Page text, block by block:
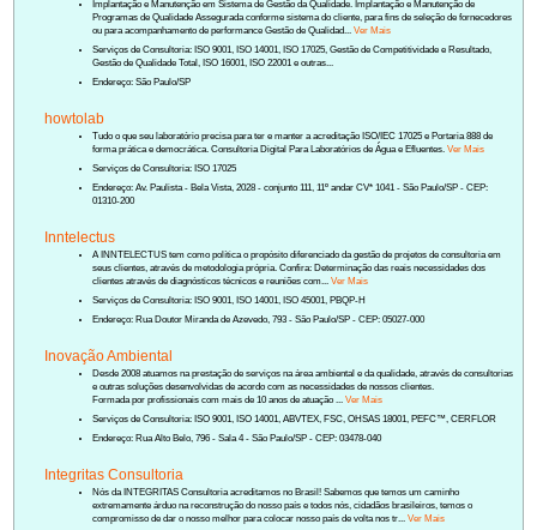
Implantação e Manutenção em Sistema de Gestão da Qualidade. Implantação e Manutenção de
Programas de Qualidade Assegurada conforme sistema do cliente, para fins de seleção de fornecedores
ou para acompanhamento de performance Gestão de Qualidad...Ver Mais
Serviços de Consultoria: ISO 9001, ISO 14001, ISO 17025, Gestão de Competitividade e Resultado,
Gestão de Qualidade Total, ISO 16001, ISO 22001 e outras...
Endereço: São Paulo/SP
howtolab
Tudo o que seu laboratório precisa para ter e manter a acreditação ISO/IEC 17025 e Portaria 888 de
forma prática e democrática. Consultoria Digital Para Laboratórios de Água e Efluentes.Ver Mais
Serviços de Consultoria: ISO 17025
Endereço: Av. Paulista - Bela Vista, 2028 - conjunto 111, 11º andar CV* 1041 - São Paulo/SP - CEP:
01310-200
Inntelectus
A INNTELECTUS tem como política o propósito diferenciado da gestão de projetos de consultoria em
seus clientes, através de metodologia própria. Confira: Determinação das reais necessidades dos
clientes através de diagnósticos técnicos e reuniões com...Ver Mais
Serviços de Consultoria: ISO 9001, ISO 14001, ISO 45001, PBQP-H
Endereço: Rua Doutor Miranda de Azevedo, 793 - São Paulo/SP - CEP: 05027-000
Inovação Ambiental
Desde 2008 atuamos na prestação de serviços na área ambiental e da qualidade, através de consultorias
e outras soluções desenvolvidas de acordo com as necessidades de nossos clientes.
Formada por profissionais com mais de 10 anos de atuação ...Ver Mais
Serviços de Consultoria: ISO 9001, ISO 14001, ABVTEX, FSC, OHSAS 18001, PEFC™, CERFLOR
Endereço: Rua Alto Belo, 796 - Sala 4 - São Paulo/SP - CEP: 03478-040
Integritas Consultoria
Nós da INTEGRITAS Consultoria acreditamos no Brasil! Sabemos que temos um caminho
extremamente árduo na reconstrução do nosso país e todos nós, cidadãos brasileiros, temos o
compromisso de dar o nosso melhor para colocar nosso país de volta nos tr...Ver Mais